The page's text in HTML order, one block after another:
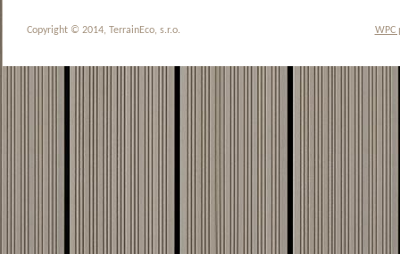
WPC
Copyright © 2014, TerrainEco, s.r.o.